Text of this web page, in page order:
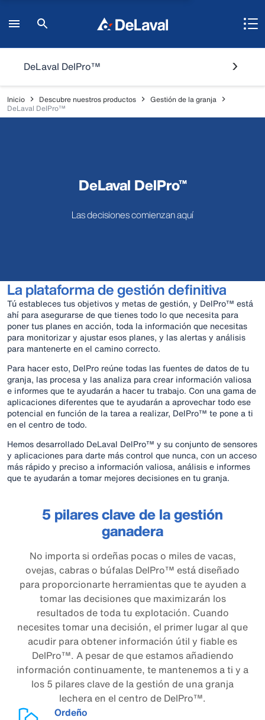
DeLaval DelPro™
Inicio Descubre nuestros productos
Gestión de la granja
DeLaval DelPro™
DeLaval DelPro™
Las decisiones comienzan aquí
La plataforma de gestión definitiva
Tú estableces tus objetivos y metas de gestión, y DelPro™ está
ahí para asegurarse de que tienes todo lo que necesita para
poner tus planes en acción, toda la información que necesitas
para monitorizar y ajustar esos planes, y las alertas y análisis
para mantenerte en el camino correcto.
Para hacer esto, DelPro reúne todas las fuentes de datos de tu
granja, las procesa y las analiza para crear información valiosa
e informes que te ayudarán a hacer tu trabajo. Con una gama de
aplicaciones diferentes que te ayudarán a aprovechar todo ese
potencial en función de la tarea a realizar, DelPro™ te pone a ti
en el centro de todo.
Hemos desarrollado DeLaval DelPro™ y su conjunto de sensores
y aplicaciones para darte más control que nunca, con un acceso
más rápido y preciso a información valiosa, análisis e informes
que te ayudarán a tomar mejores decisiones en tu granja.
5 pilares clave de la gestión
ganadera
No importa si ordeñas pocas o miles de vacas,
ovejas, cabras o búfalas DelPro™ está diseñado
para proporcionarte herramientas que te ayuden a
tomar las decisiones que maximizarán los
resultados de toda tu explotación. Cuando
necesites tomar una decisión, el primer lugar al que
acudir para obtener información útil y fiable es
DelPro™. A pesar de que estamos añadiendo
información continuamente, te mantenemos a ti y a
los 5 pilares clave de la gestión de una granja
lechera en el centro de DelPro™.
Ordeño